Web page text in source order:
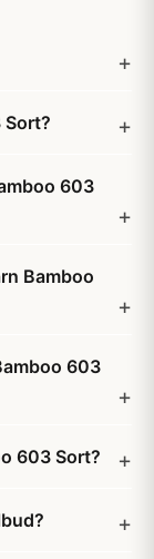
Sort?
603
Bamboo
603
603 Sort?